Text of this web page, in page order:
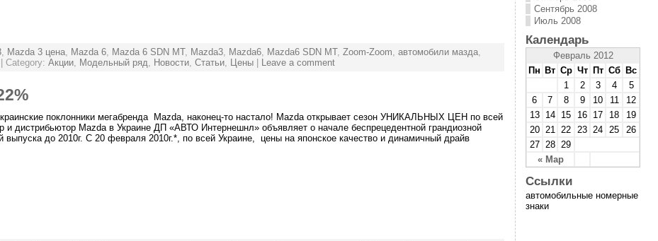
, Mazda 3 цена, Mazda 6, Mazda 6 SDN МT, Mazda3, Mazda6, Mazda6 SDN МT, Zoom-Zoom, автомобили мазда,
| Category: Акции, Модельный ряд, Новости, Статьи, Цены Leave a comment
поклонники мегабренда Mazda, наконец-то настало! Mazda открывает сезон УНИКАЛЬНЫХ ЦЕН по всей
дистрибьютор Mazda в Украине ДП «АВТО Интернешнл» объявляет о начале беспрецедентной грандиозной
выпуска до 2010г. С 20 февраля 2010г.*, по всей Украине, цены на японское качество и динамичный драйв
Сентябрь 2008
Июль 2008
Календарь
Февраль 2012
Пн Вт Ср Чт Пт Сб Вс
« Мар
1 2 3 4
5
6
7 8 9 10 11
12
13
14 15 16 17 18
19
20 21 22 23 24 25
26
27 28 29
Ссылки
автомобильные номерные
знаки